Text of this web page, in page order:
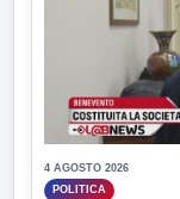
4 AGOSTO 2026
POLITICA